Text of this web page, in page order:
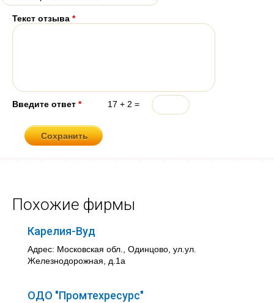
Текст отзыва *
Введите ответ * 17 + 2 =
Похожие фирмы
Карелия-Вуд
Адрес: Московская обл., Одинцово, ул.ул.
Железнодорожная, д.1а
ОДО "Промтехресурс"